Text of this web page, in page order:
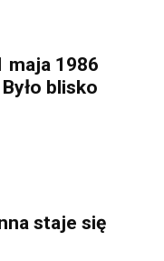
maja 1986
blisko
staje się